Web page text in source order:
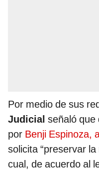
Por medio de sus
Judicial señaló que
por Benji Espinoza,
solicita “preservar
cual, de acuerdo al